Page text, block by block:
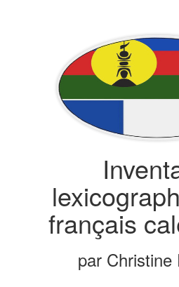
français
par Christine